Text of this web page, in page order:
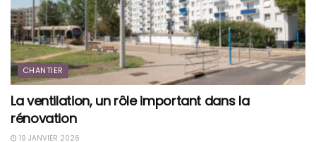
CHANTIER
La ventilation, un rôle important dans la
rénovation
19 JANVIER 2026